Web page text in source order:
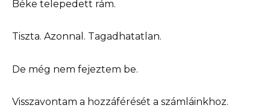
Béke telepedett rám.
Tiszta. Azonnal. Tagadhatatlan.
De még nem fejeztem be.
Visszavontam a hozzáférését a számláinkhoz.